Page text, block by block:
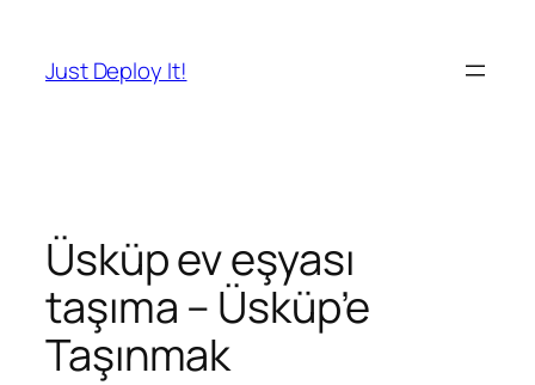
Just Deploy It!
Üsküp ev eşyası
taşıma – Üsküp’e
Taşınmak